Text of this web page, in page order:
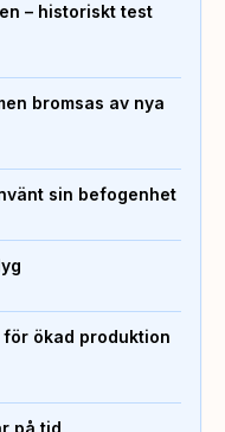
– historiskt test
bromsas av nya
sin befogenhet
ökad produktion
på tid